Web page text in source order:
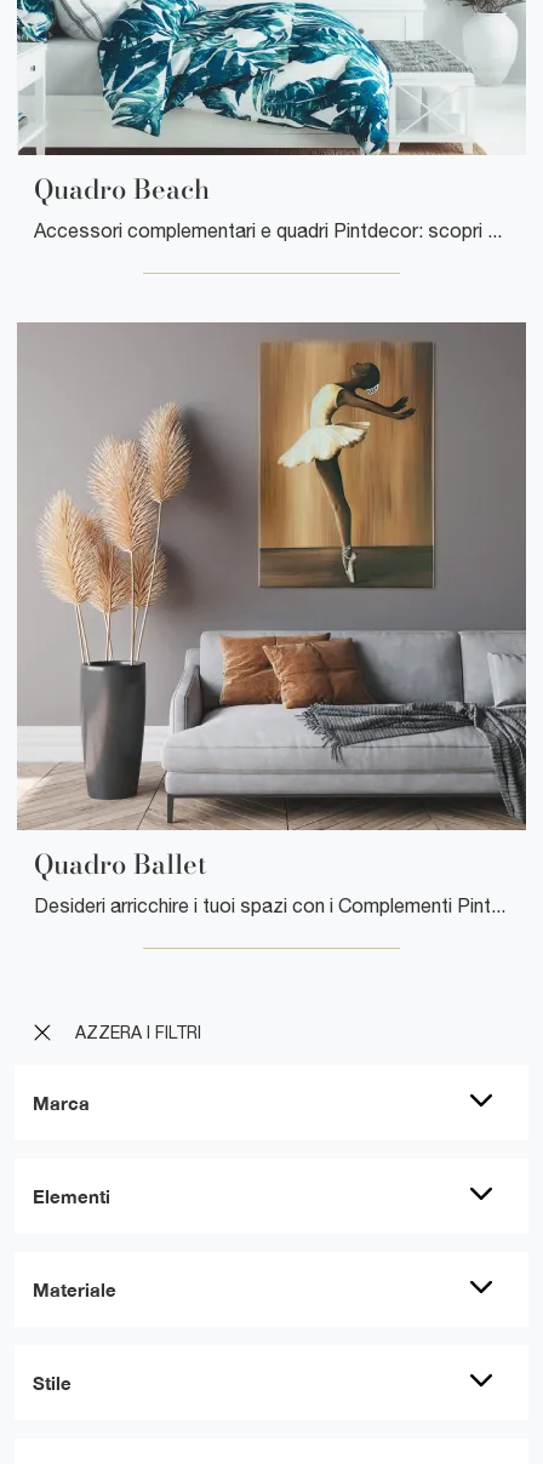
AZZERA I FILTRI
Marca
Elementi
Materiale
Stile
Quadro Beach
Accessori complementari e quadri Pintdecor: scopri come valorizzare i tuoi spazi moderni con il modello Quadro Beach.
Quadro Ballet
Desideri arricchire i tuoi spazi con i Complementi Pintdecor? Eccoti molteplici modelli di quadri senza cornice come Quadro Ballet.